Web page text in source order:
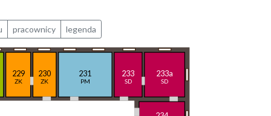
pracownicy legenda
229
ZK
230
ZK
231
PM
233
SD
233a
SD